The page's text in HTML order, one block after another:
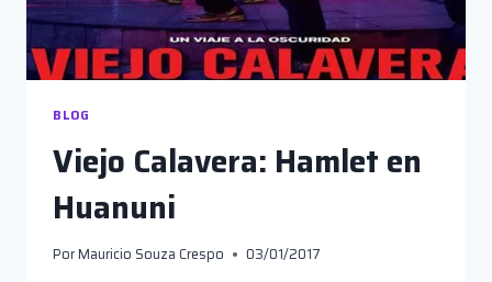
BLOG
Viejo Calavera: Hamlet en
Huanuni
PorMauricio Souza Crespo 03/01/2017